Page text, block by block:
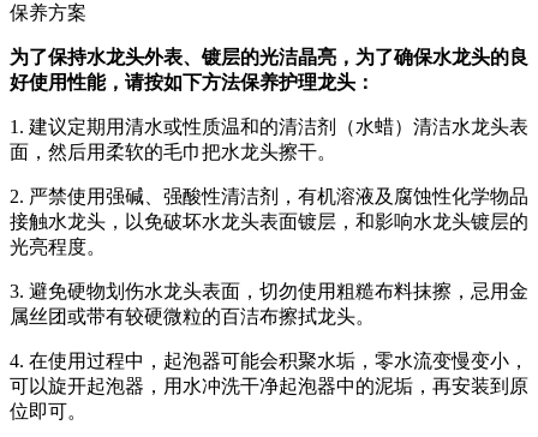
保养方案
为了保持水龙头外表、镀层的光洁晶亮，为了确保水龙头的良
好使用性能，请按如下方法保养护理龙头：
1. 建议定期用清水或性质温和的清洁剂（水蜡）清洁水龙头表
面，然后用柔软的毛巾把水龙头擦干。
2. 严禁使用强碱、强酸性清洁剂，有机溶液及腐蚀性化学物品
接触水龙头，以免破坏水龙头表面镀层，和影响水龙头镀层的
光亮程度。
3. 避免硬物划伤水龙头表面，切勿使用粗糙布料抹擦，忌用金
属丝团或带有较硬微粒的百洁布擦拭龙头。
4. 在使用过程中，起泡器可能会积聚水垢，零水流变慢变小，
可以旋开起泡器，用水冲洗干净起泡器中的泥垢，再安装到原
位即可。